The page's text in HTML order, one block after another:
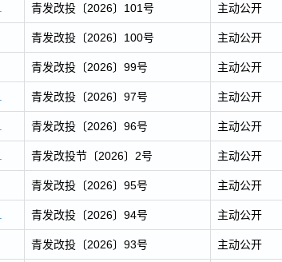
青发改投〔2026〕101号 主动公开
青发改投〔2026〕100号 主动公开
青发改投〔2026〕99号 主动公开
青发改投〔2026〕97号 主动公开
青发改投〔2026〕96号 主动公开
青发改投节〔2026〕2号 主动公开
青发改投〔2026〕95号 主动公开
青发改投〔2026〕94号 主动公开
青发改投〔2026〕93号 主动公开